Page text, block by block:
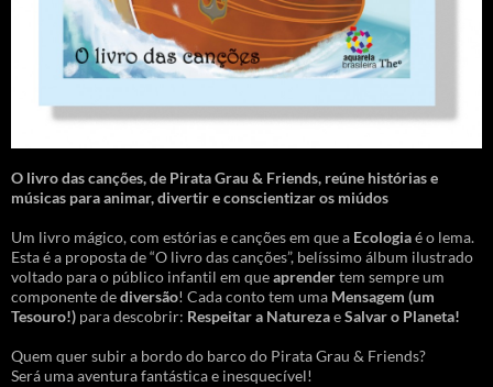
O livro das canções,de Pirata Grau & Friends, reúne histórias e
músicas para animar, divertir e conscientizar os miúdos
Um livro mágico, com estórias e canções em que a Ecologiaé o lema.
Esta é a proposta de “O livro das canções”, belíssimo álbum ilustrado
voltado para o público infantil em queaprendertem sempre um
componente dediversão! Cada conto tem uma Mensagem (um
Tesouro!) para descobrir: Respeitar a NaturezaeSalvar o Planeta!
Quem quer subir a bordo do barco do Pirata Grau & Friends?
Será uma aventura fantástica e inesquecível!